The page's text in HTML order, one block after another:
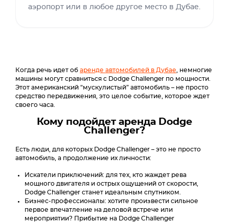
аэропорт или в любое другое место в Дубае.
Когда речь идет об аренде автомобилей в Дубае , немногие
машины могут сравниться с Dodge Challenger по мощности.
Этот американский “мускулистый” автомобиль – не просто
средство передвижения, это целое событие, которое ждет
своего часа.
Кому подойдет аренда Dodge
Challenger?
Есть люди, для которых Dodge Challenger – это не просто
автомобиль, а продолжение их личности:
Искатели приключений: для тех, кто жаждет рева
мощного двигателя и острых ощущений от скорости,
Dodge Challenger станет идеальным спутником.
Бизнес-профессионалы: хотите произвести сильное
первое впечатление на деловой встрече или
мероприятии? Прибытие на Dodge Challenger